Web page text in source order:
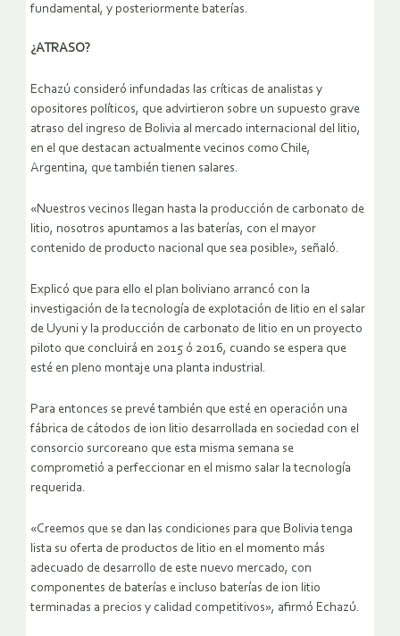
fundamental, y posteriormente baterías.
¿ATRASO?
Echazú consideró infundadas las críticas de analistas y
opositores políticos, que advirtieron sobre un supuesto grave
atraso del ingreso de Bolivia al mercado internacional del litio,
en el que destacan actualmente vecinos como Chile,
Argentina, que también tienen salares.
«Nuestros vecinos llegan hasta la producción de carbonato de
litio, nosotros apuntamos a las baterías, con el mayor
contenido de producto nacional que sea posible», señaló.
Explicó que para ello el plan boliviano arrancó con la
investigación de la tecnología de explotación de litio en el salar
de Uyuni y la producción de carbonato de litio en un proyecto
piloto que concluirá en 2015 ó 2016, cuando se espera que
esté en pleno montaje una planta industrial.
Para entonces se prevé también que esté en operación una
fábrica de cátodos de ion litio desarrollada en sociedad con el
consorcio surcoreano que esta misma semana se
comprometió a perfeccionar en el mismo salar la tecnología
requerida.
«Creemos que se dan las condiciones para que Bolivia tenga
lista su oferta de productos de litio en el momento más
adecuado de desarrollo de este nuevo mercado, con
componentes de baterías e incluso baterías de ion litio
terminadas a precios y calidad competitivos», afirmó Echazú.